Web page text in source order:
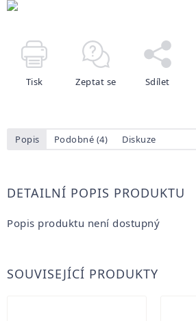
Tisk Zeptat se Sdílet
Popis Podobné (4) Diskuze
DETAILNÍ POPIS PRODUKTU
Popis produktu není dostupný
SOUVISEJÍCÍ PRODUKTY